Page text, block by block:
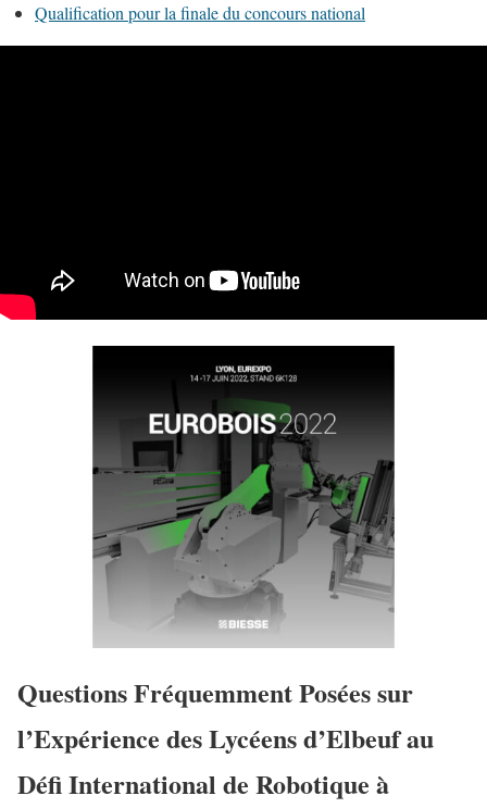
Qualification pour la finale du concours national
Questions Fréquemment Posées sur
l’Expérience des Lycéens d’Elbeuf au
Défi International de Robotique à